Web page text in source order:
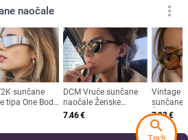
De
add_shopping_cart
Prevelike četvrtaste sunčane
naočale Ženske retro crne sjenila za
vožnju Naočale Ženske vintage
dizajnerske sunčane naočale s
ogledalom
7.20€
add_shopping_cart
search